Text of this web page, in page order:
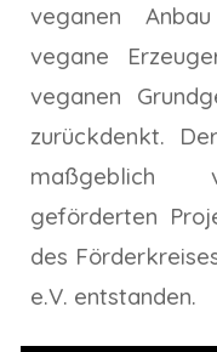
veganen
vegane
veganen
zurückdenkt.
maßgeblich
geförderten
des
e.V. entstanden.